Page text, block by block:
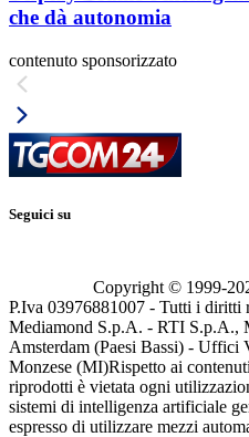
che dà autonomia
contenuto sponsorizzato
Seguici su
Copyright © 1999-
P.Iva 03976881007 - Tutti i diritti
Mediamond S.p.A. - RTI S.p.A.,
Amsterdam (Paesi Bassi) - Uffici
Monzese (MI)Rispetto ai
riprodotti è vietata ogni
sistemi di intelligenza artificiale
espresso di utilizzare mezzi